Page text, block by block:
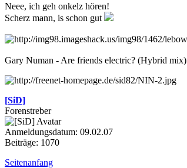
Neee, ich geh onkelz hören!
Scherz mann, is schon gut
Gary Numan - Are friends electric? (Hybrid mix)
[SiD]
Forenstreber
Anmeldungsdatum: 09.02.07
Beiträge: 1070
Seitenanfang